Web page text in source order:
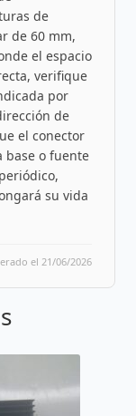
de
de 60 mm,
el espacio
verifique
por
de
el conector
base o fuente
su vida
el 21/06/2026